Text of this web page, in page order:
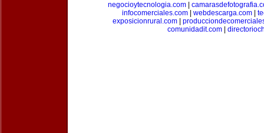
negocioytecnologia.com
infocomerciales.com| webdescarga.com|
exposicionrural.com
comunidadit.com|